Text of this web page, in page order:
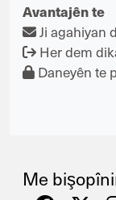
Avantajên te
Ji agahiyan
Her dem
Daneyên te
Me